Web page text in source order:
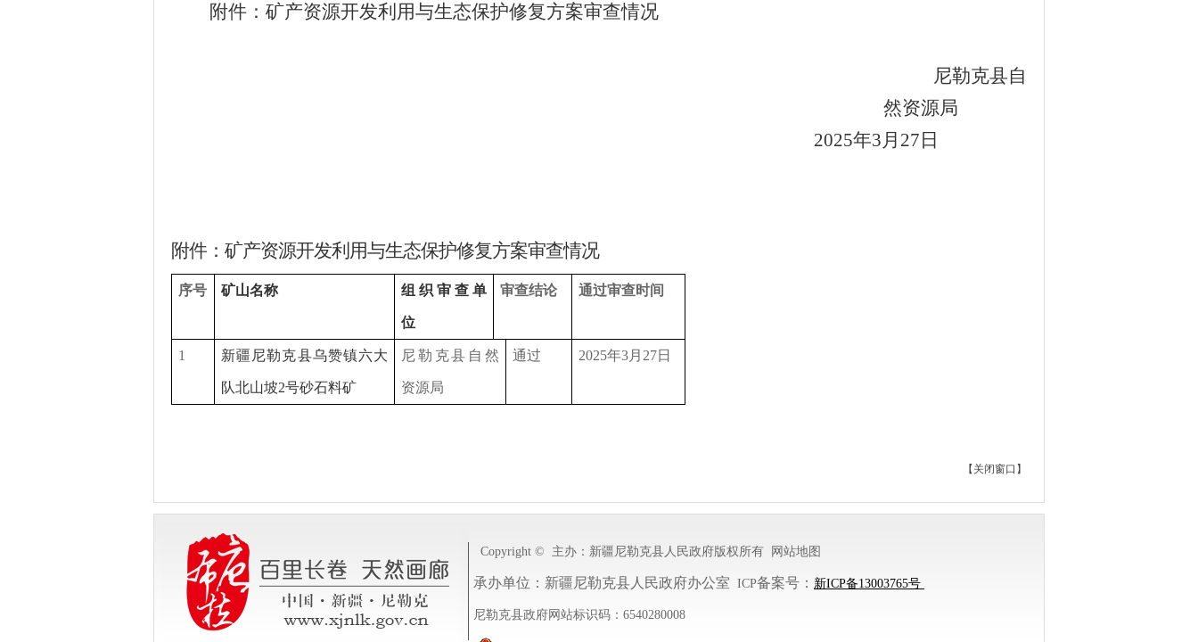
附件：矿产资源开发利用与生态保护修复方案审查情况
尼勒克县自
然资源局
2025年3月 27 日
附件 ： 矿产资源开发利用与生态保护修复方案审查情况
序号 矿山名称 组织审查单
位
审查结论 通过审查时间
1 新疆 尼勒克县乌赞镇六大
队北山坡2号砂石料矿
尼勒克县自然
资源局
通过 2025年3月27日
【 关闭窗口 】
Copyright © 主办：新疆尼勒克县人民政府版权所有 网站地图
承办单位：新疆尼勒克县人民政府办公室 ICP备案号： 新ICP备13003765号
尼勒克县政府网站标识码：6540280008